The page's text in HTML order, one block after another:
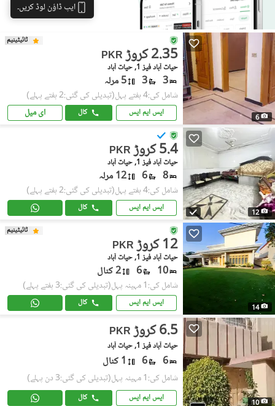
ایپ ڈاؤن لوڈ کریں۔
6
ٹائیٹینیم
PKR 2.35 کروڑ
حیات آباد فیز 1, حیات آباد
3
3 5 مرلہ
شامل کی:4 ہفتے پہل (تبدیلی کی گئی:2 ہفتے پہلے)
ایس ایم ایس کال ای میل
12
PKR 5.4 کروڑ
حیات آباد فیز 1, حیات آباد
8
6 12 مرلہ
شامل کی:4 ہفتے پہل (تبدیلی کی گئی:2 ہفتے پہلے)
ایس ایم ایس کال
14
ٹائیٹینیم
PKR 12 کروڑ
حیات آباد فیز 1, حیات آباد
10
6 2 کنال
شامل کی:1 مہینہ پہل (تبدیلی کی گئی:3 ہفتے پہلے)
ایس ایم ایس کال
10
PKR 6.5 کروڑ
حیات آباد فیز 1, حیات آباد
6
6 1 کنال
شامل کی:1 مہینہ پہل (تبدیلی کی گئی:3 دن پہلے)
ایس ایم ایس کال